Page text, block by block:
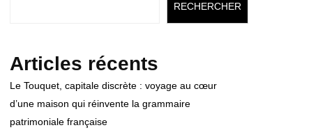
RECHERCHER
Articles récents
Le Touquet, capitale discrète : voyage au cœur
d’une maison qui réinvente la grammaire
patrimoniale française